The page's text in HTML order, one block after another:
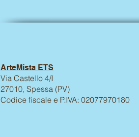
ArteMista ETS
Via Castello 4/I
27010, Spessa (PV)
Codice fiscale e P.IVA: 02077970180